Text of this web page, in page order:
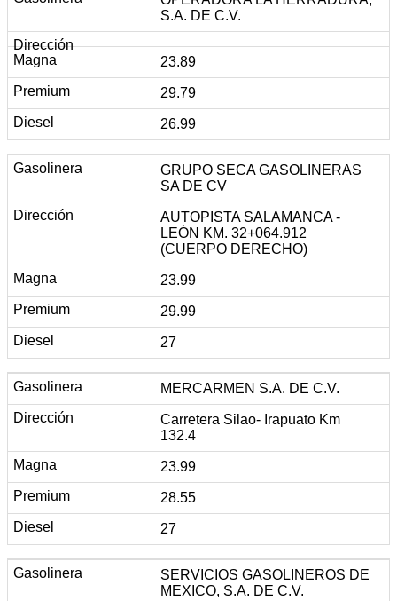
S.A. DE C.V.
23.89
29.79
26.99
GRUPO SECA GASOLINERAS
SA DE CV
AUTOPISTA SALAMANCA -
LEÓN KM. 32+064.912
(CUERPO DERECHO)
23.99
29.99
27
MERCARMEN S.A. DE C.V.
Carretera Silao- Irapuato Km
132.4
23.99
28.55
27
SERVICIOS GASOLINEROS DE
MEXICO, S.A. DE C.V.